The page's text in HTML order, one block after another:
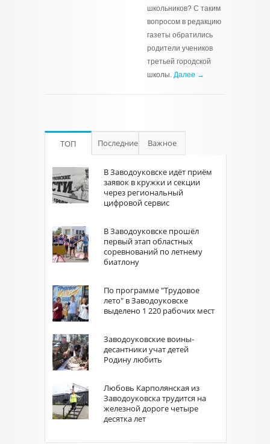
школьников? С таким
вопросом в редакцию
газеты обратились
родители учеников
третьей городской
школы. Далее →
ТОП Последние Важное
В Заводоуковске идёт приём
заявок в кружки и секции
через региональный
цифровой сервис
В Заводоуковске прошёл
первый этап областных
соревнований по летнему
биатлону
По программе "Трудовое
лето" в Заводоуковске
выделено 1 220 рабочих мест
Заводоуковские воины-
десантники учат детей
Родину любить
Любовь Карполянская из
Заводоуковска трудится на
железной дороге четыре
десятка лет